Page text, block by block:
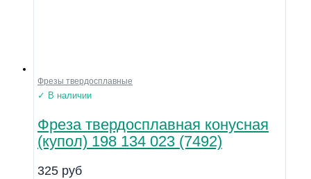
Фрезы твердосплавные
✓ В наличии
Фреза твердосплавная конусная
(купол) 198 134 023 (7492)
325 руб